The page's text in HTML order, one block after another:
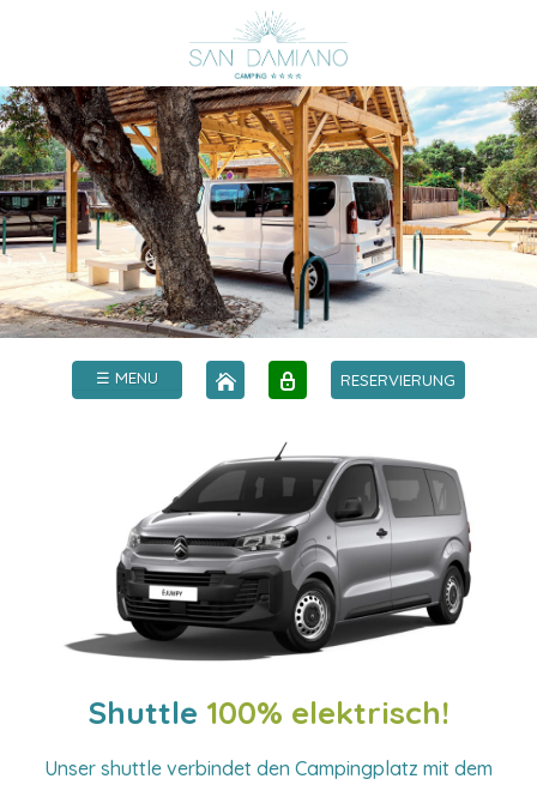
☰ MENU RESERVIERUNG
Shuttle 100% elektrisch!
Unser shuttle verbindet den Campingplatz mit dem